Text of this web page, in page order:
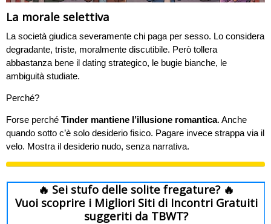
La morale selettiva
La società giudica severamente chi paga per sesso. Lo considera
degradante, triste, moralmente discutibile. Però tollera
abbastanza bene il dating strategico, le bugie bianche, le
ambiguità studiate.
Perché?
Forse perché Tinder mantiene l’illusione romantica. Anche
quando sotto c’è solo desiderio fisico. Pagare invece strappa via il
velo. Mostra il desiderio nudo, senza narrativa.
🔥 Sei stufo delle solite fregature? 🔥
Vuoi scoprire i Migliori Siti di Incontri Gratuiti
suggeriti da TBWT?